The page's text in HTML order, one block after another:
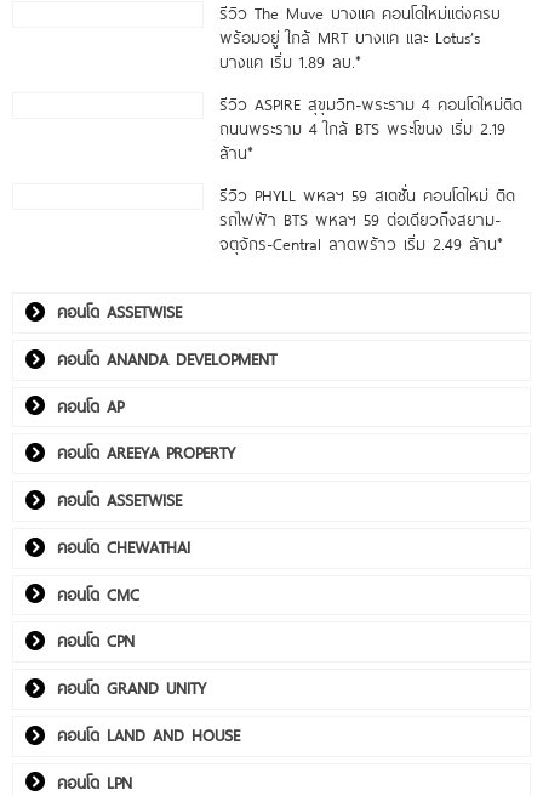
รีวิว The Muve บางแค คอนโดใหม่แต่งครบ
พร้อมอยู่ ใกล้ MRT บางแค และ Lotus’s
บางแค เริ่ม 1.89 ลบ.*
รีวิว ASPIRE สุขุมวิท-พระราม 4 คอนโดใหม่ติด
ถนนพระราม 4 ใกล้ BTS พระโขนง เริ่ม 2.19
ล้าน*
รีวิว PHYLL พหลฯ 59 สเตชั่น คอนโดใหม่ ติด
รถไฟฟ้า BTS พหลฯ 59 ต่อเดียวถึงสยาม-
จตุจักร-Central ลาดพร้าว เริ่ม 2.49 ล้าน*
คอนโด ASSETWISE
คอนโด ANANDA DEVELOPMENT
คอนโด AP
คอนโด AREEYA PROPERTY
คอนโด ASSETWISE
คอนโด CHEWATHAI
คอนโด CMC
คอนโด CPN
คอนโด GRAND UNITY
คอนโด LAND AND HOUSE
คอนโด LPN